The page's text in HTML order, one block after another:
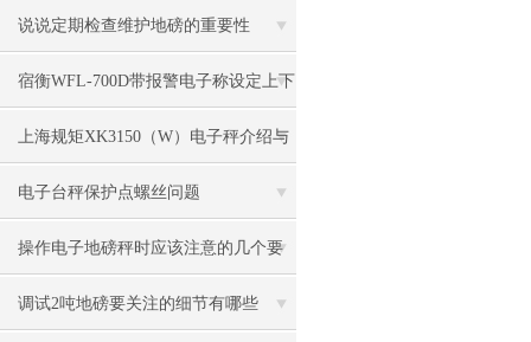
说说定期检查维护地磅的重要性
宿衡WFL-700D带报警电子称设定上下
限
上海规矩XK3150（W）电子秤介绍与
维修
电子台秤保护点螺丝问题
操作电子地磅秤时应该注意的几个要
点
调试2吨地磅要关注的细节有哪些